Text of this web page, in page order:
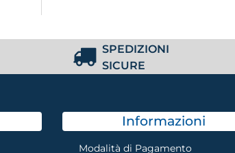
SPEDIZIONI
SICURE
Informazioni
Modalità di Pagamento